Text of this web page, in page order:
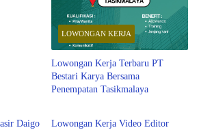
LOWONGAN KERJA
Lowongan Kerja Terbaru PT
Bestari Karya Bersama
Penempatan Tasikmalaya
Daigo
Tasikmalaya
Lowongan Kerja Video Editor